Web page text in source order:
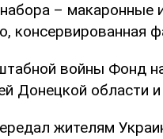
– макаронные
консервированная
войны Фонд
Донецкой области
жителям